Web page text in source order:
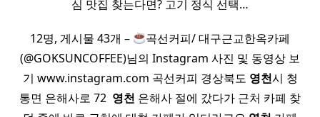
심 맛집 찾는다면? 고기 정식 선택…
12명, 게시물 43개 –
곡선커피/ 대구근교한옥카페
(@GOKSUNCOFFEE)님의 Instagram 사진 및 동영상 보
기 www.instagram.com 곡선커피 경상북도 영천시 청
통면 은해사로 72 ​ 영천 은해사 절에 갔다가 근처 카페 찾